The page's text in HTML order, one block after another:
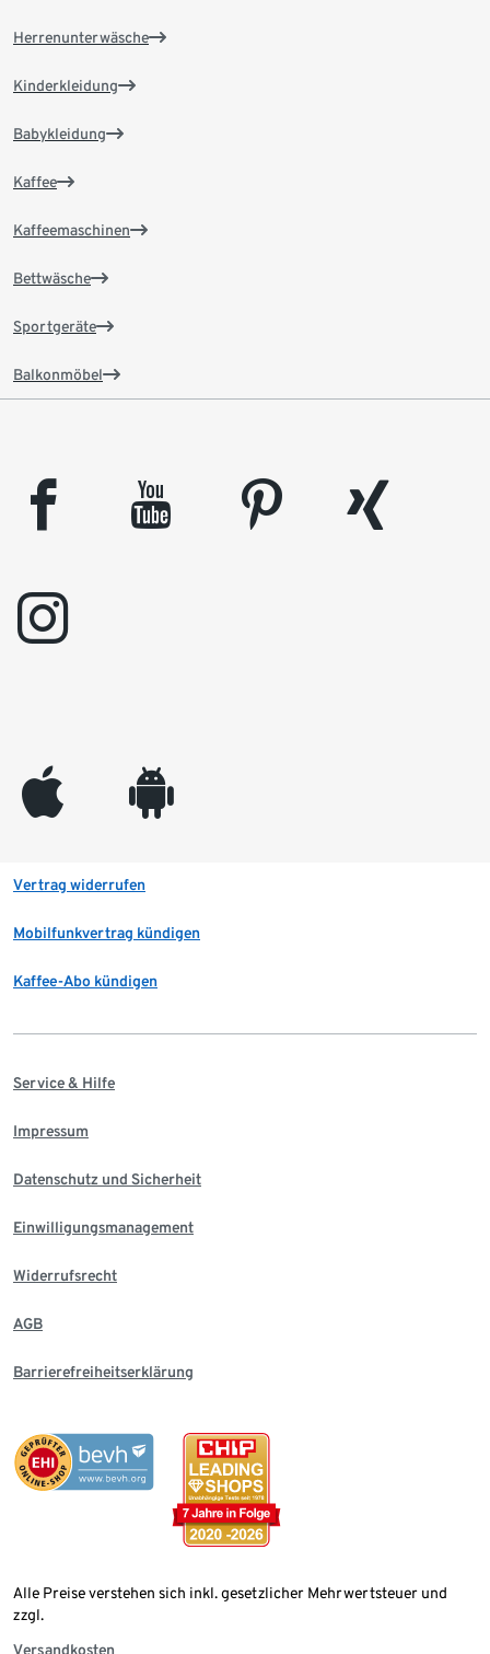
Herrenunterwäsche
Kinderkleidung
Babykleidung
Kaffee
Kaffeemaschinen
Bettwäsche
Sportgeräte
Balkonmöbel
facebook youtube pinterest
xing
instagram
appleinc android
Vertrag widerrufen
Mobilfunkvertrag kündigen
Kaffee-Abo kündigen
Service & Hilfe
Impressum
Datenschutz und Sicherheit
Einwilligungsmanagement
Widerrufsrecht
AGB
Barrierefreiheitserklärung
Alle Preise verstehen sich inkl. gesetzlicher Mehrwertsteuer und
zzgl.
Versandkosten